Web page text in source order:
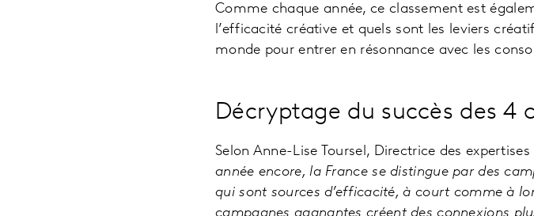
Comme chaque année, ce classement est
l’efficacité créative et quels sont les leviers
monde pour entrer en résonnance avec les
Décryptage du succès des 4
Selon Anne-Lise Toursel, Directrice des
année encore, la France se distingue par des
qui sont sources d’efficacité, à court comme à